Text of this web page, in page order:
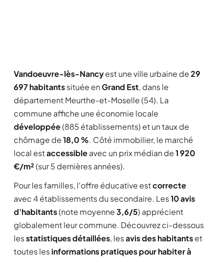
Vandoeuvre-lès-Nancyest une ville urbaine de29
697 habitantssituée enGrand Est, dans le
département Meurthe-et-Moselle (54). La
commune affiche une économie locale
développée(885 établissements) et un taux de
chômage de18,0 %. Côté immobilier, le marché
local estaccessibleavec un prix médian de1 920
€/m²(sur 5 dernières années).
Pour les familles, l'offre éducative estcorrecte
avec 4 établissements du secondaire. Les10 avis
d'habitants(note moyenne3,6/5) apprécient
globalement leur commune. Découvrez ci-dessous
lesstatistiques détaillées, lesavis des habitantset
toutes lesinformations pratiques pour habiter à